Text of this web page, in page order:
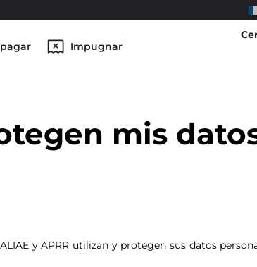
Impugnar
mis
y APRR utilizan y protegen sus datos